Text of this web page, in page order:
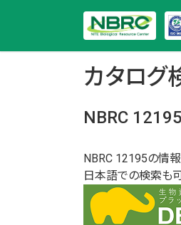
カタログ
NBRC 12195
NBRC 12195の情
日本語での検索も